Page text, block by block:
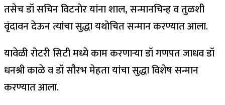
तसेच डॉ सचिन विटनोर यांना शाल, सन्मानचिन्ह व तुळशी
वृंदावन देऊन त्यांचा सुद्धा यथोचित सन्मान करण्यात आला.
यावेळी रोटरी सिटी मध्ये काम करणाऱ्या डॉ गणपत जाधव डॉ
धनश्री काळे व डॉ सौरभ मेहता यांचा सुद्धा विशेष सन्मान
करण्यात आला.